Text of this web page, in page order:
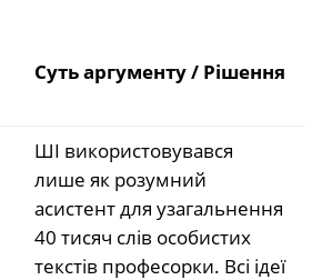
Суть аргументу / Рішення
ШІ використовувався
лише як розумний
асистент для узагальнення
40 тисяч слів особистих
текстів професорки. Всі ідеї